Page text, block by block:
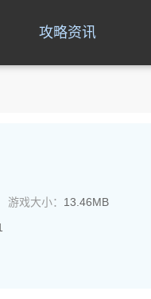
攻略资讯
游戏大小： 13.46MB